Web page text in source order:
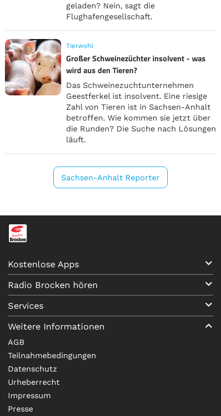
geladen? Nein, sagt die
Flughafengesellschaft.
Tierwohl
Großer Schweinezüchter insolvent - was
wird aus den Tieren?
Das Schweinezuchtunternehmen
Geestferkel ist insolvent. Eine riesige
Zahl von Tieren ist in Sachsen-Anhalt
betroffen. Wie kommen sie jetzt über
die Runden? Die Suche nach Lösungen
läuft.
Sachsen-Anhalt Reporter
Kostenlose Apps
Radio Brocken hören
Services
Weitere Informationen
AGB
Teilnahmebedingungen
Datenschutz
Urheberrecht
Impressum
Presse